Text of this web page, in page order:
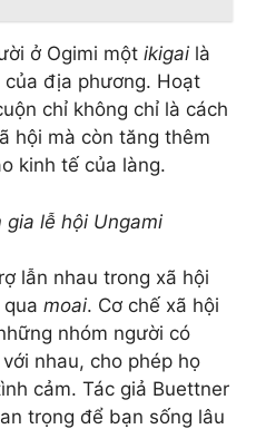
ở Ogimi một ikigai là
địa phương. Hoạt
chỉ không chỉ là cách
hội mà còn tăng thêm
kinh tế của làng.
gia lễ hội Ungami
lẫn nhau trong xã hội
moai. Cơ chế xã hội
nhóm người có
nhau, cho phép họ
cảm. Tác giả Buettner
trọng để bạn sống lâu